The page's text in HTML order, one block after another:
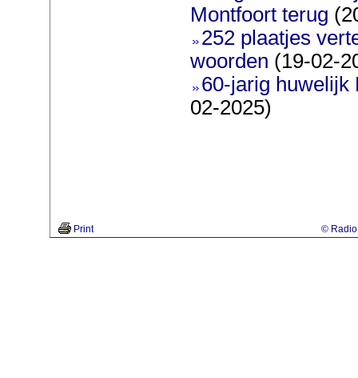
Montfoort terug
252 plaatjes
woorden (19-02-
60-jarig huwelijk
02-2025)
Print © Radio